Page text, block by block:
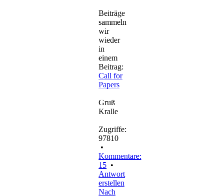
Beiträge
sammeln
wir
wieder
in
einem
Beitrag:
Call for
Papers
Gruß
Kralle
Zugriffe:
97810
•
Kommentare:
15 •
Antwort
erstellen
Nach